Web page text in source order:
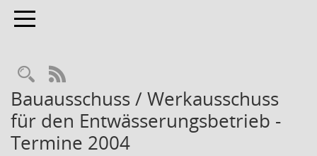
Toggle navigation
Rechercheauswahl
RSS-Feed
Bauausschuss / Werkausschuss
für den Entwässerungsbetrieb -
Termine 2004